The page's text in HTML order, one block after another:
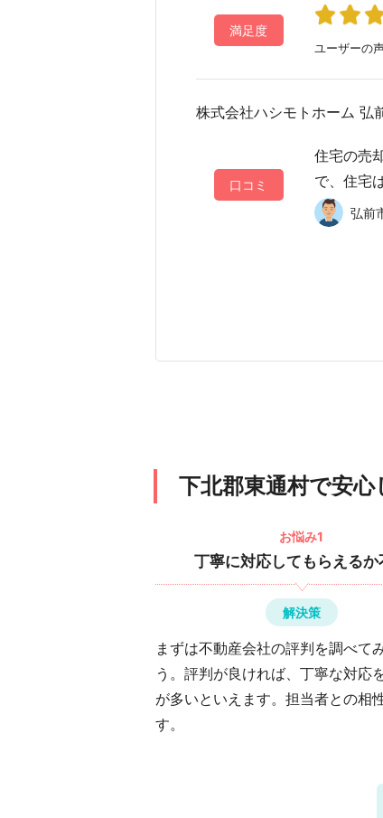
満足度
ユーザーの
株式会社ハシモトホーム 弘
口コミ
住宅の売
で、住宅
弘前
下北郡東通村で安
お悩み1
丁寧に対応してもらえるか
解決策
まずは不動産会社の評判を調べて
う。評判が良ければ、丁寧な対応
が多いといえます。担当者との相
す。